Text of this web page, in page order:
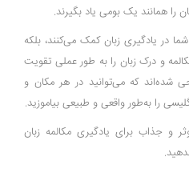
همانند یک بومی یاد بگیرند.
در یادگیری زبان کمک می‌کنند، بلکه
و درک زبان را به طور عملی تقویت
شده‌اند که می‌توانید در هر مکان و
را به‌طور واقعی و طبیعی بیاموزید.
و جذاب برای یادگیری مکالمه زبان